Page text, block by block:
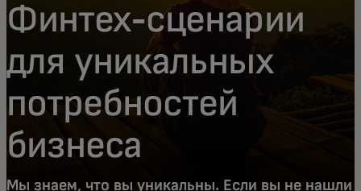
Финтех-сценарии
для уникальных
потребностей
бизнеса
Мы знаем, что вы уникальны. Если вы не нашли